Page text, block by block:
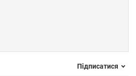
Підписатися